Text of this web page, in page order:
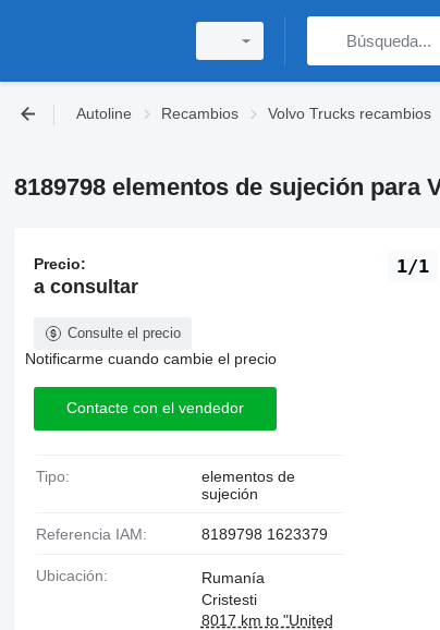
Autoline Recambios Volvo Trucks recambios
8189798 elementos de sujeción para
1/1
Precio:
a consultar
Consulte el precio
Notificarme cuando cambie el precio
Contacte con el vendedor
Tipo:
elementos de
sujeción
Referencia IAM: 8189798 1623379
Ubicación:
Rumanía
Cristesti
8017 km to "United